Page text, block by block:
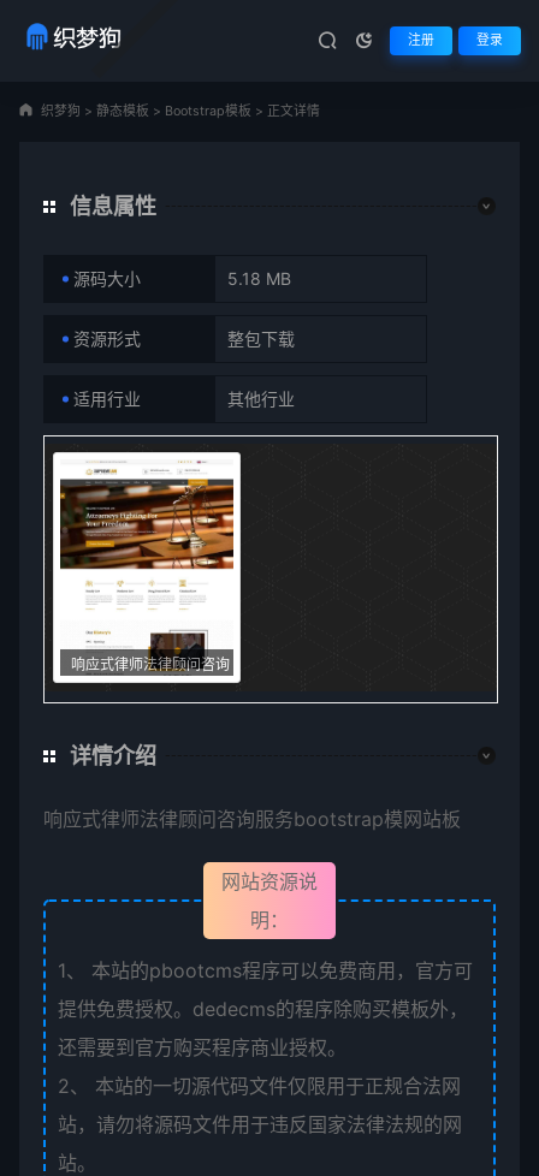
注册 登录
织梦狗 > 静态模板 > Bootstrap模板 > 正文详情
信息属性
源码大小 5.18 MB
资源形式 整包下载
适用行业 其他行业
响应式律师法律顾问咨询
详情介绍
响应式律师法律顾问咨询服务bootstrap模网站板
网站资源说
明：
1、
本站的pbootcms程序可以免费商用，官方可
提供免费授权。dedecms的程序除购买模板外，
还需要到官方购买程序商业授权。
2、
本站的一切源代码文件仅限用于正规合法网
站，请勿将源码文件用于违反国家法律法规的网
站。